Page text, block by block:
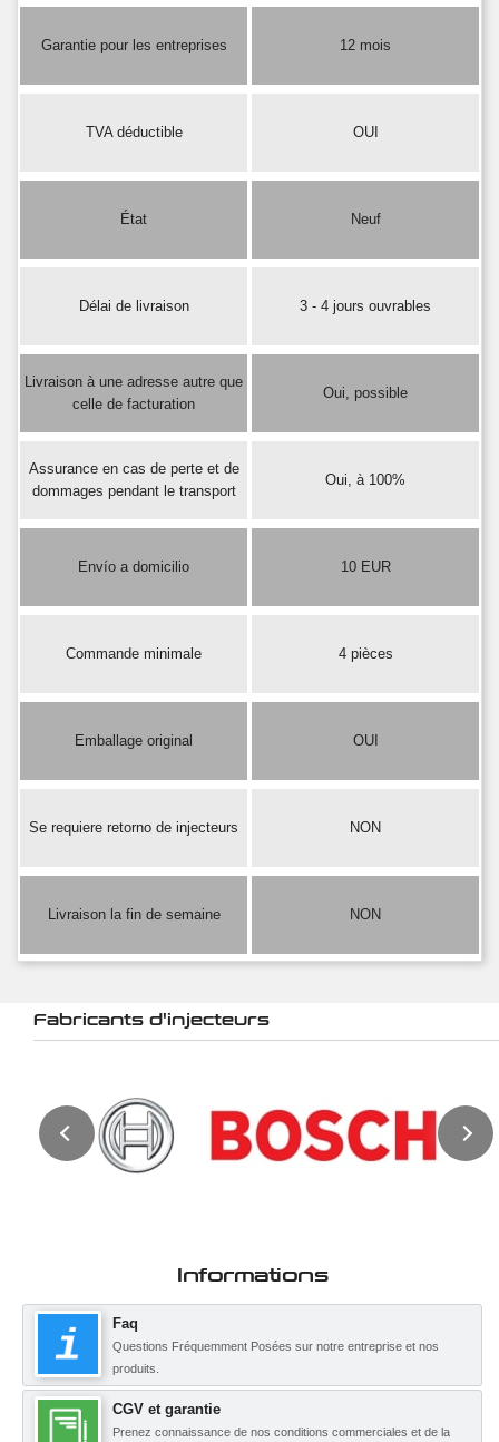
Garantie pour les entreprises 12 mois
TVA déductible OUI
État Neuf
Délai de livraison 3 - 4 jours ouvrables
Livraison à une adresse autre que
celle de facturation
Oui, possible
Assurance en cas de perte et de
dommages pendant le transport
Oui, à 100%
Envío a domicilio 10 EUR
Commande minimale 4 pièces
Emballage original OUI
Se requiere retorno de injecteurs NON
Livraison la fin de semaine NON
Fabricants d'injecteurs
Informations
Faq
Questions Fréquemment Posées sur notre entreprise et nos
produits.
CGV et garantie
Prenez connaissance de nos conditions commerciales et de la